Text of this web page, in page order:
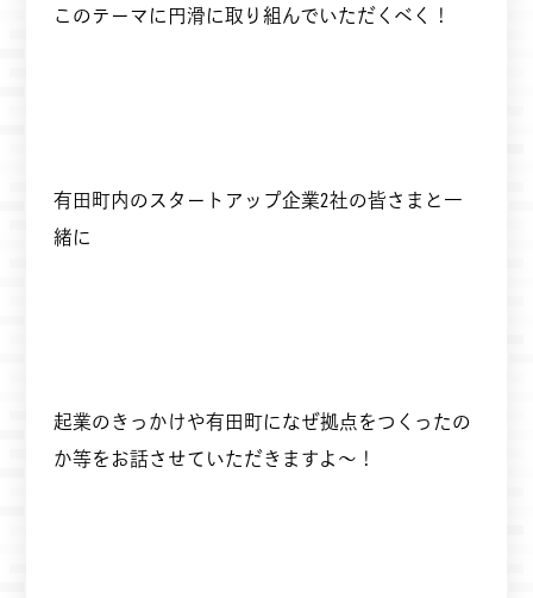
このテーマに円滑に取り組んでいただくべく！
有田町内のスタートアップ企業2社の皆さまと一
緒に
起業のきっかけや有田町になぜ拠点をつくったの
か等をお話させていただきますよ～！